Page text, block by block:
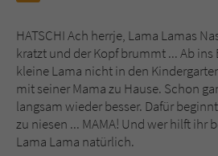
HATSCHI Ach herrje, Lama Lamas
kratzt und der Kopf brummt ... Ab ins
kleine Lama nicht in den
mit seiner Mama zu Hause. Schon
langsam wieder besser. Dafür
zu niesen ... MAMA! Und wer hilft ihr
Lama Lama natürlich.
Name
Anbieter Literatur-Couch
Laufzeit 1 Jahr
Zweck Cookie für